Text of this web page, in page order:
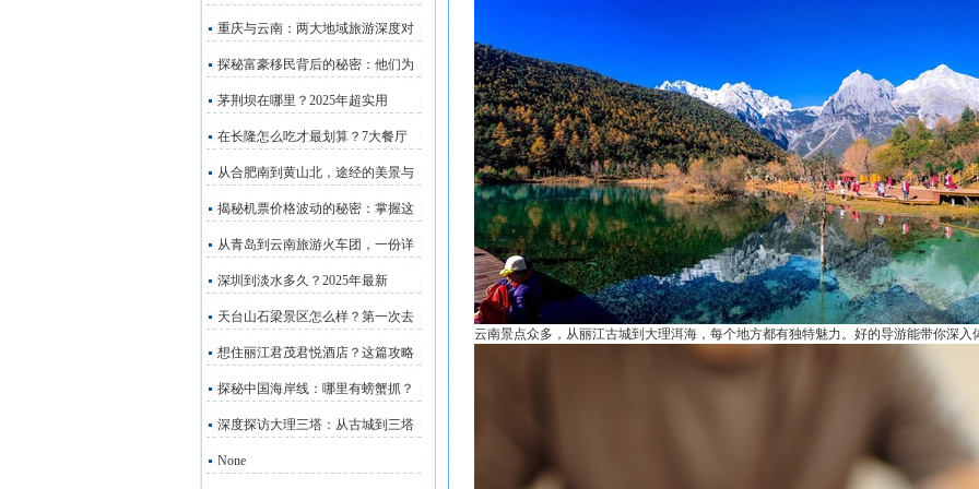
重庆与云南：两大地域旅游深度对
探秘富豪移民背后的秘密：他们为
茅荆坝在哪里？2025年超实用
在长隆怎么吃才最划算？7大餐厅
从合肥南到黄山北，途经的美景与
揭秘机票价格波动的秘密：掌握这
从青岛到云南旅游火车团，一份详
深圳到淡水多久？2025年最新
天台山石梁景区怎么样？第一次去
想住丽江君茂君悦酒店？这篇攻略
探秘中国海岸线：哪里有螃蟹抓？
深度探访大理三塔：从古城到三塔
None
云南景点众多，从丽江古城到大理洱海，每个地方都有独特魅力。好的导游能带你深入